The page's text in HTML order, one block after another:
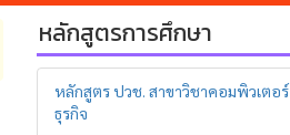
หลักสูตรการศึกษา
หลักสูตร ปวช. สาขาวิชาคอมพิวเตอร์
ธุรกิจ